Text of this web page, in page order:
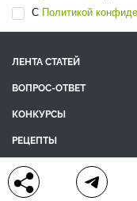
С Политикой
ЛЕНТА СТАТЕЙ
ВОПРОС-ОТВЕТ
КОНКУРСЫ
РЕЦЕПТЫ
ПОМОЩЬ
КОНТАКТЫ